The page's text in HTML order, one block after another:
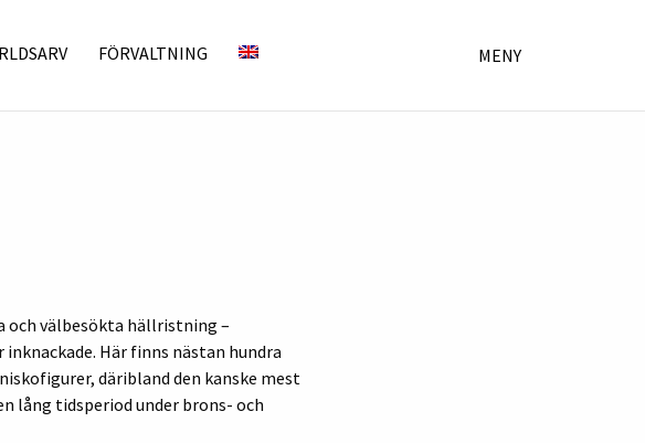
FÖRVALTNING MENY
och välbesökta hällristning –
Här finns nästan hundra
däribland den kanske mest
lång tidsperiod under brons- och